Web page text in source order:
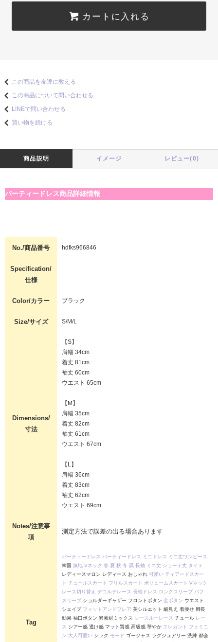
カートに入れる
この商品を友達に教える
この商品について問い合わせる
LINEで問い合わせる
買い物を続ける
商品説明 イメージ レビュー(0)
パーティードレス商品詳細情報
No./商品番号 hdfks966846
Specification/
仕様
Color/カラー ブラック
Size/サイズ S/M/L
Dimensions/
寸法
【S】
肩幅 34cm
着丈 81cm
袖丈 60cm
ウエスト 65cm
【M】
肩幅 35cm
着丈 82cm
袖丈 61cm
ウエスト 67cm
【L】
肩幅 36cm
着丈 83cm
袖丈 62cm
ウエスト 69cm
Notes/注意事
項
測定方法で誤差の出る場合あります
Tag
パーティードレス パーティードレス ミニドレス
ミニ丈ワンピース
韓国 無地 Vネック 春 夏 秋 冬 黒 長袖 ミニ丈 ショート丈 タイト
レディースマロン レディース おしゃれ 可愛い ティアードスカー
ト チュールスカート フリルスカート ボリュームスカート Vネック
レース切り替え
デコルテレース 長袖ドレス ロングスリーブ パフ
スリーブ ショルダーギャザー フロントボタン 金ボタン ウエスト
シェイプ フィットアンドフレア 美シルエット 細見え 着痩せ 脚長
効果 袖口ボタン 異素材ミックス シースルーレース チュール レー
ス シアー感 透け感 マット質感 高級感 華やか エレガント フェミニ
ン 大人可愛い シック モード ゴージャス ラグジュアリー 洗練 都会